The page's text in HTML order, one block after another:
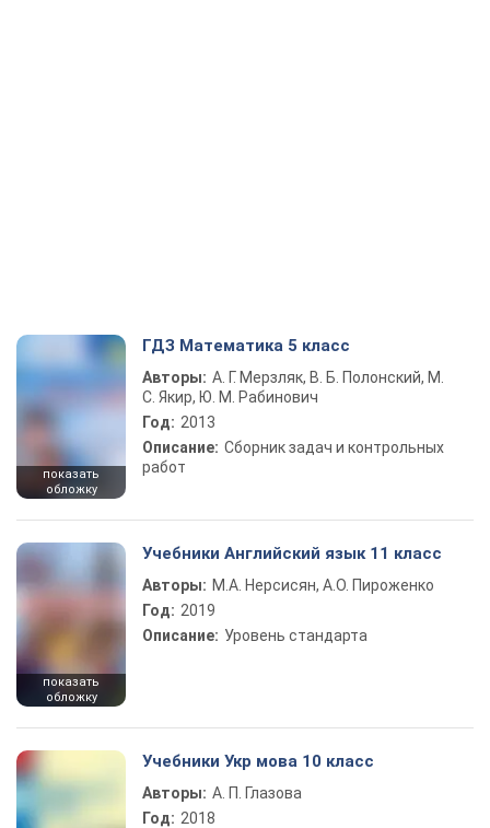
показать
обложку
ГДЗ Математика 5 класс
Авторы: А. Г. Мерзляк, В. Б. Полонский, М.
С. Якир, Ю. М. Рабинович
Год: 2013
Описание: Сборник задач и контрольных
работ
показать
обложку
Учебники Английский язык 11 класс
Авторы: М.А. Нерсисян, А.О. Пироженко
Год: 2019
Описание: Уровень стандарта
Учебники Укр мова 10 класс
Авторы: А. П. Глазова
Год: 2018